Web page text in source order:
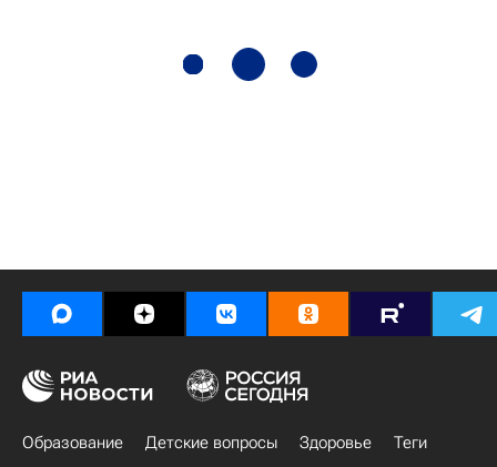
Образование Детские вопросы Здоровье
Теги